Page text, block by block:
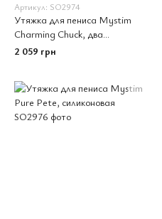
Артикул: SO2974
Утяжка для пениса Mystim
Charming Chuck, два
регулируемых текстильных
ремня с электродами
2 059 грн